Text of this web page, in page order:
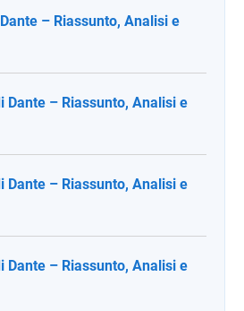
– Riassunto, Analisi e
Dante – Riassunto, Analisi e
Dante – Riassunto, Analisi e
Dante – Riassunto, Analisi e